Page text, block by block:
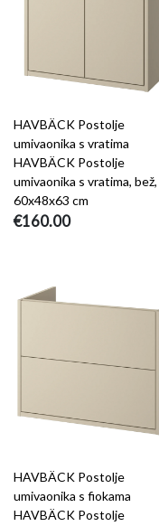
HAVBÄCK Postolje
umivaonika s vratima
HAVBÄCK Postolje
umivaonika s vratima, bež,
60x48x63 cm
€160.00
HAVBÄCK Postolje
umivaonika s fiokama
HAVBÄCK Postolje